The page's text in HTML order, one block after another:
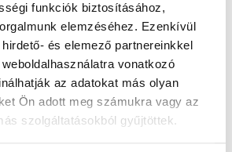
funkciók biztosításához,
elemzéséhez. Ezenkívül
és elemező partnereinkkel
vonatkozó
az adatokat más olyan
Ön adott meg számukra vagy az
szolgáltatásokból gyűjtöttek.